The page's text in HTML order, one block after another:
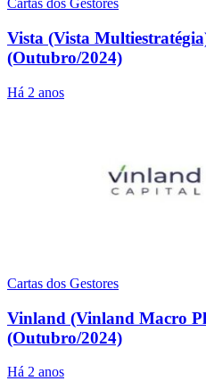
Cartas dos Gestores
Vista (Vista
(Outubro/2024)
Há 2 anos
Cartas dos Gestores
Vinland (Vinland Macro
(Outubro/2024)
Há 2 anos